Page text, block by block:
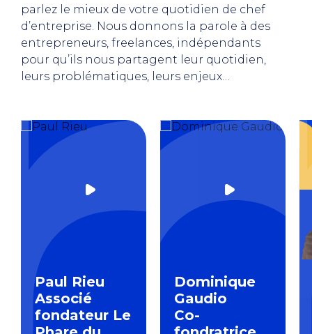
parlez le mieux de votre quotidien de chef
d’entreprise. Nous donnons la parole à des
entrepreneurs, freelances, indépendants
pour qu’ils nous partagent leur quotidien,
leurs problématiques, leurs enjeux…
Paul Rieu
Associé
fondateur Le
Dominique
Gaudio
Co-